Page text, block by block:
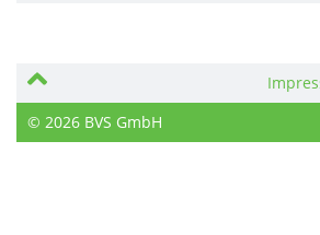
© 2026 BVS GmbH